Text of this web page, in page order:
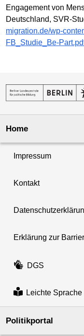
Engagement von
Deutschland, SVR-
migration.de/wp-
FB_Studie_Be-
Home
Impressum
Kontakt
Erklärung zur
DGS
Leichte Sprache
Politikportal